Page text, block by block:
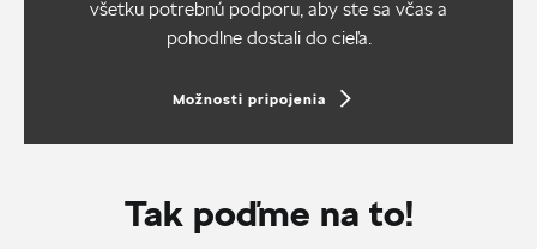
všetku potrebnú podporu, aby ste sa včas a
pohodlne dostali do cieľa.
Možnosti pripojenia
Tak poďme na to!